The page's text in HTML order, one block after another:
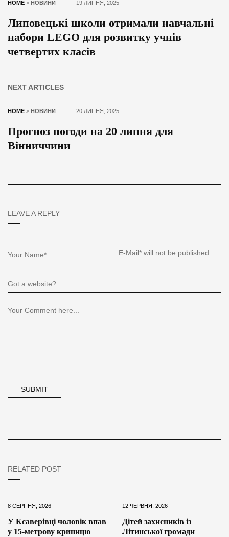
HOME > НОВИНИ 19 ЛИПНЯ, 2025
Липовецькі школи отримали навчальні
набори LEGO для розвитку учнів
четвертих класів
NEXT ARTICLES
HOME > НОВИНИ 20 ЛИПНЯ, 2025
Прогноз погоди на 20 липня для
Вінниччини
LEAVE A REPLY
RELATED POST
8 СЕРПНЯ, 2026
У Ксаверівці чоловік впав
у 15-метрову криницю
12 ЧЕРВНЯ, 2026
Дітей захисників із
Літинської громади